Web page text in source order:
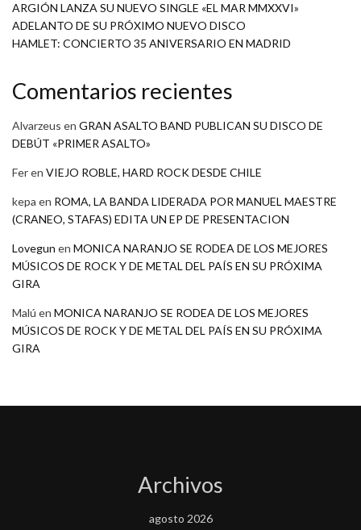
ARGIÓN LANZA SU NUEVO SINGLE «EL MAR MMXXVI»
ADELANTO DE SU PRÓXIMO NUEVO DISCO
HAMLET: CONCIERTO 35 ANIVERSARIO EN MADRID
Comentarios recientes
Alvarzeus en GRAN ASALTO BAND PUBLICAN SU DISCO DE
DEBÚT «PRIMER ASALTO»
Feren VIEJO ROBLE, HARD ROCK DESDE CHILE
kepa en ROMA, LA BANDA LIDERADA POR MANUEL MAESTRE
(CRANEO, STAFAS) EDITA UN EP DE PRESENTACION
Lovegun en MONICA NARANJO SE RODEA DE LOS MEJORES
MÚSICOS DE ROCK Y DE METAL DEL PAÍS EN SU PRÓXIMA
GIRA
Malú en MONICA NARANJO SE RODEA DE LOS MEJORES
MÚSICOS DE ROCK Y DE METAL DEL PAÍS EN SU PRÓXIMA
GIRA
Archivos
agosto 2026